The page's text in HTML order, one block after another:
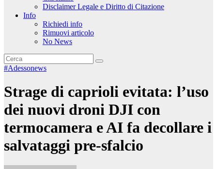
Disclaimer Legale e Diritto di Citazione
Info
Richiedi info
Rimuovi articolo
No News
#Adessonews
Strage di caprioli evitata: l’uso
dei nuovi droni DJI con
termocamera e AI fa decollare i
salvataggi pre-sfalcio